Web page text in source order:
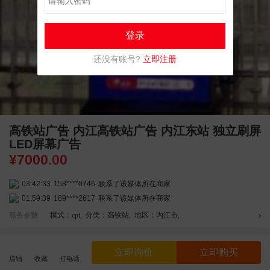
店铺 收藏 打电话
立即询价 立即购买
高铁站广告 内江高铁站广告 内江东站 独立刷屏
LED屏幕广告
¥7000.00
03:42:33 158****0746 联系了该媒体所在商家
01:59:39 189****2617 联系了该媒体所在商家
12:40:20
177****7961 联系了该媒体所在商家
181****0078 联系了该媒体所在商家
01:50:54
192****2334
联系了该媒体所在商家
服务参数 模式：cpt, 分类：高铁站, 地区：内江市,
商家实名 全程监管
请选择线上担保交易，线下交易资金安全不受平台保护
登录
还没有账号? 立即注册